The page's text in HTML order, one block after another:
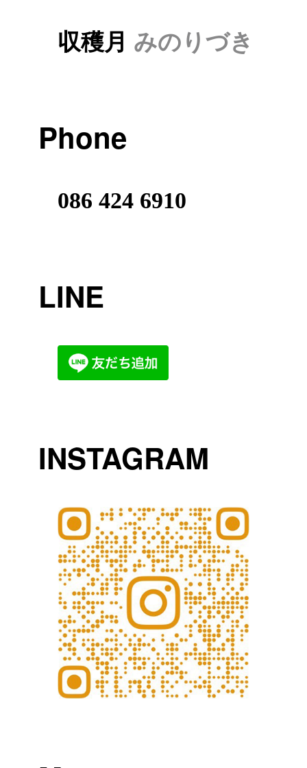
収穫月 みのりづき
Phone
086 424 6910
LINE
INSTAGRAM